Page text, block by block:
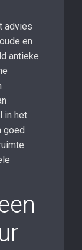
advies
en
antieke
in het
goed